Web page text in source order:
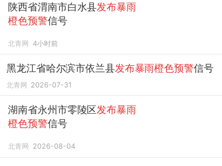
陕西省渭南市白水县发布暴雨
橙色预警信号
北青网 4小时前
黑龙江省哈尔滨市依兰县发布暴雨橙色预警信号
北青网 2026-07-31
湖南省永州市零陵区发布暴雨
橙色预警信号
北青网 2026-08-04